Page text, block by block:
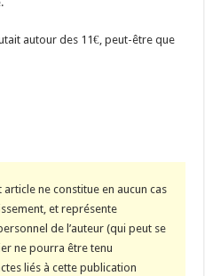
autour des 11€, peut-être que
article ne constitue en aucun cas
et représente
de l’auteur (qui peut se
ne pourra être tenu
liés à cette publication